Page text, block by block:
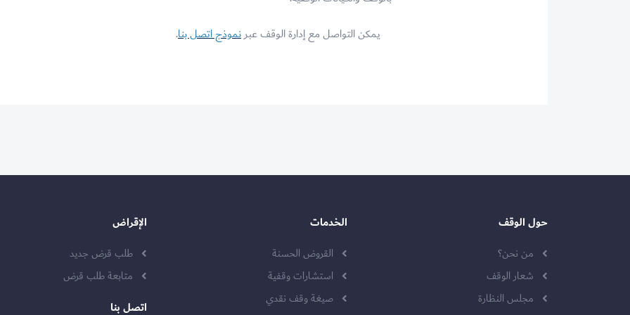
يمكن التواصل مع إدارة الوقف عبرنموذج اتصل بنا.
حول الوقف
من نحن؟
شعار الوقف
مجلس النظارة
الخدمات
القروض الحسنة
استشارات وقفية
صيغة وقف نقدي
الإقراض
طلب قرض جديد
متابعة طلب قرض
اتصل بنا